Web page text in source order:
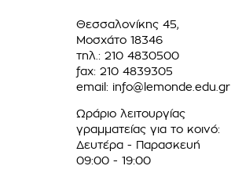
Θεσσαλονίκης 45,
Μοσχάτο 18346
τηλ.: 210 4830500
fax: 210 4839305
email: info@lemonde.edu.gr
Ωράριο λειτουργίας
γραμματείας για το κοινό:
Δευτέρα - Παρασκευή
09:00 - 19:00